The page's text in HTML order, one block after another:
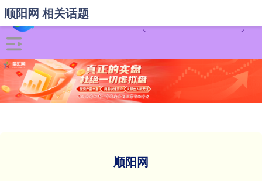
顺阳网
顺阳网 相关话题